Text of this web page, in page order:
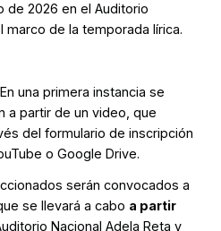
de 2026 en el Auditorio
marco de la temporada lírica.
una primera instancia se
a partir de un video, que
del formulario de inscripción
o Google Drive.
serán convocados a
se llevará a cabo a partir
Nacional Adela Reta y